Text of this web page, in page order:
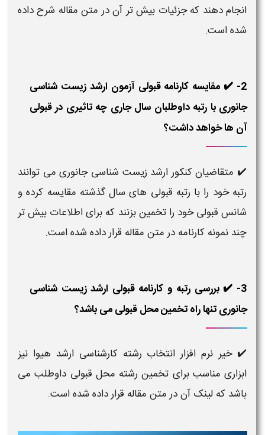
انجام دهند که جزئیات بیش تر آن در متن مقاله شرح داده
شده است.
2- ✔️ مقایسه کارنامه قبولی آزمون ارشد زیست شناسی
جانوری با رتبه داوطلبان سال جاری چه تاثیری در قبولی
آن ها خواهد داشت؟
✔️ متقاضیان کنکور ارشد زیست شناسی جانوری می توانند
رتبه خود را با رتبه قبولی های سال گذشته مقایسه کرده و
شانس قبولی خود را تخمین بزنند که برای اطلاعات بیش تر
چند نمونه کارنامه در متن مقاله قرار داده شده است.
3- ✔️ بررسی رتبه و کارنامه قبولی ارشد زیست شناسی
جانوری تنها راه تخمین محل قبولی می باشد؟
✔️خیر نرم افزار انتخاب رشته کارشناسی ارشد هیوا نیز
ابزاری مناسب برای تخمین رشته محل قبولی داوطلب می
باشد که لینک آن در متن مقاله قرار داده شده است.